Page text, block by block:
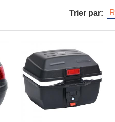
Trier par: